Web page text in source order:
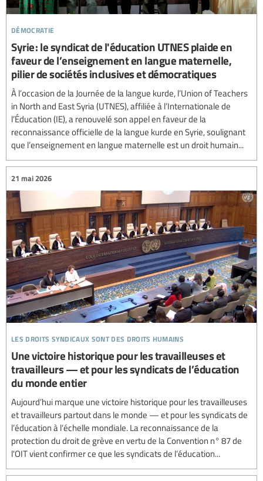
démocratie
Syrie : le syndicat de l'éducation UTNES plaide en
faveur de l’enseignement en langue maternelle,
pilier de sociétés inclusives et démocratiques
À l’occasion de la Journée de la langue kurde, l’Union of Teachers
in North and East Syria (UTNES), affiliée à l’Internationale de
l’Éducation (IE), a renouvelé son appel en faveur de la
reconnaissance officielle de la langue kurde en Syrie, soulignant
que l’enseignement en langue maternelle est un droit humain...
les droits syndicaux sont des droits humains
21 mai 2026
Une victoire historique pour les travailleuses et
travailleurs — et pour les syndicats de l’éducation
du monde entier
Aujourd’hui marque une victoire historique pour les travailleuses
et travailleurs partout dans le monde — et pour les syndicats de
l’éducation à l’échelle mondiale. La reconnaissance de la
protection du droit de grève en vertu de la Convention n° 87 de
l'OIT vient confirmer ce que les syndicats de l’éducation...